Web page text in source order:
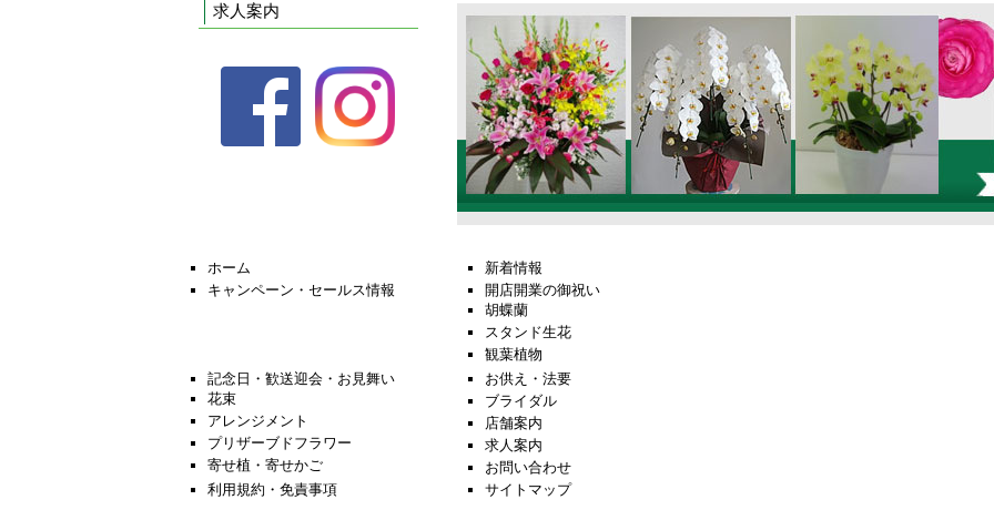
求人案内
ホーム
新着情報
キャンペーン・セールス情報
開店開業の御祝い
胡蝶蘭
スタンド生花
観葉植物
記念日・歓送迎会・お見舞い
花束
アレンジメント
プリザーブドフラワー
寄せ植・寄せかご
お供え・法要
ブライダル
店舗案内
求人案内
お問い合わせ
利用規約・免責事項
サイトマップ